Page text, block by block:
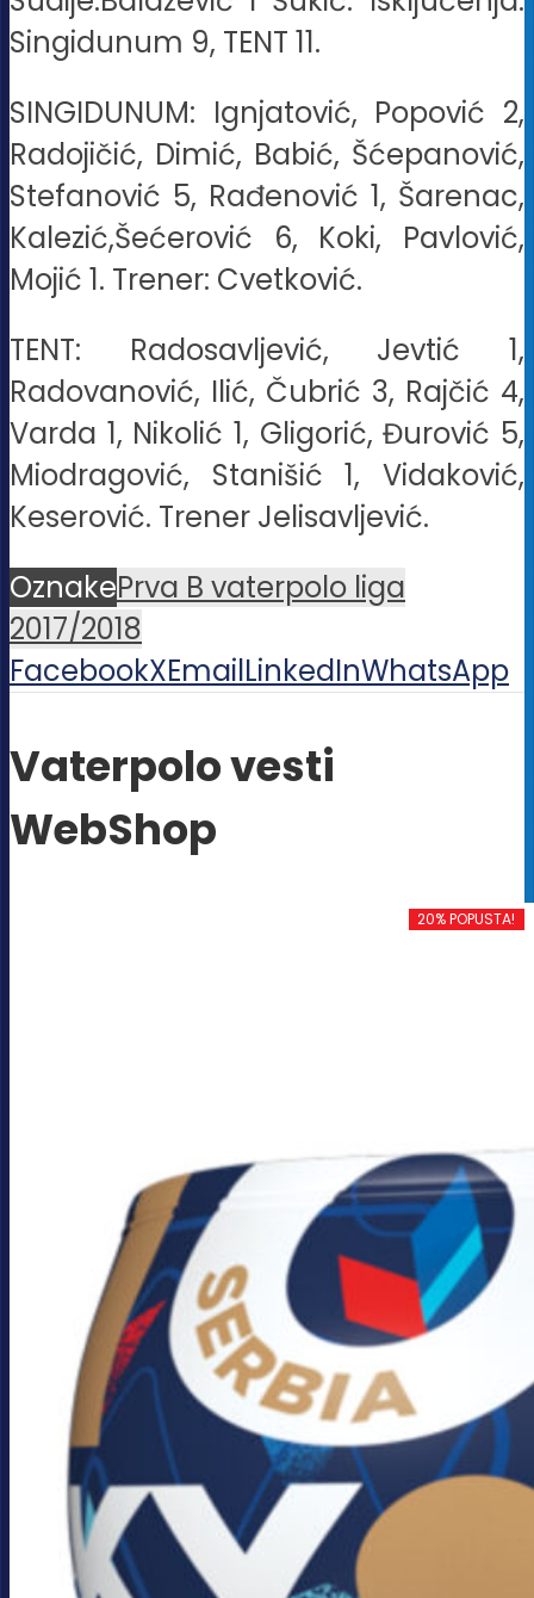
Singidunum 9, TENT 11.
SINGIDUNUM: Ignjatović, Popović 2,
Radojičić, Dimić, Babić, Šćepanović,
Stefanović 5, Rađenović 1, Šarenac,
Kalezić,Šećerović 6, Koki, Pavlović,
Mojić 1. Trener: Cvetković.
TENT: Radosavljević, Jevtić 1,
Radovanović, Ilić, Čubrić 3, Rajčić 4,
Varda 1, Nikolić 1, Gligorić, Đurović 5,
Miodragović, Stanišić 1, Vidaković,
Keserović. Trener Jelisavljević.
OznakePrva B vaterpolo liga
2017/2018
FacebookXEmailLinkedInWhatsApp
Vaterpolo vesti
WebShop
20% POPUSTA!